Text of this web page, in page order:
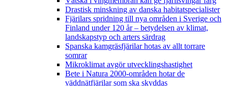
Drastisk minskning av danska habitatspecialister
Fjärilars spridning till nya områden i Sverige och
Finland under 120 år– betydelsen av klimat,
landskapstyp och arters särdrag
Spanska kamgräsfjärilar hotas av allt torrare
somrar
Mikroklimat avgör utvecklingshastighet
Bete i Natura 2000-områden hotar de
väddnätfjärilar som ska skyddas